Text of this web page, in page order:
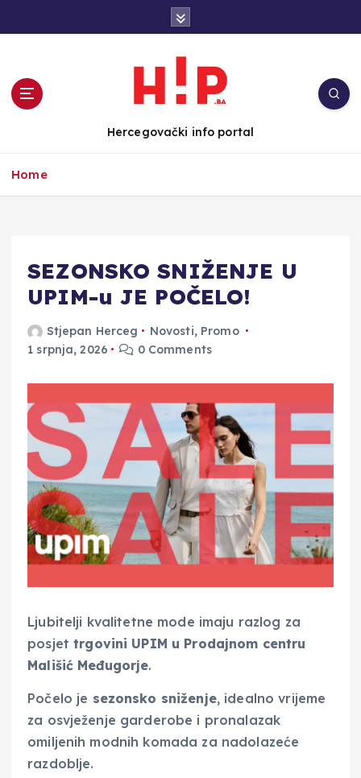
e
Hercegovački info portal
Home
SEZONSKO SNIŽENJE U
UPIM-u JE POČELO!
Stjepan Herceg Novosti, Promo
1 srpnja, 2026
0 Comments
Ljubitelji kvalitetne mode imaju razlog za
posjettrgovini UPIM u Prodajnom centru
Mališić Međugorje.
Počelo je sezonsko sniženje, idealno vrijeme
za osvježenje garderobe i pronalazak
omiljenih modnih komada za nadolazeće
razdoblje.